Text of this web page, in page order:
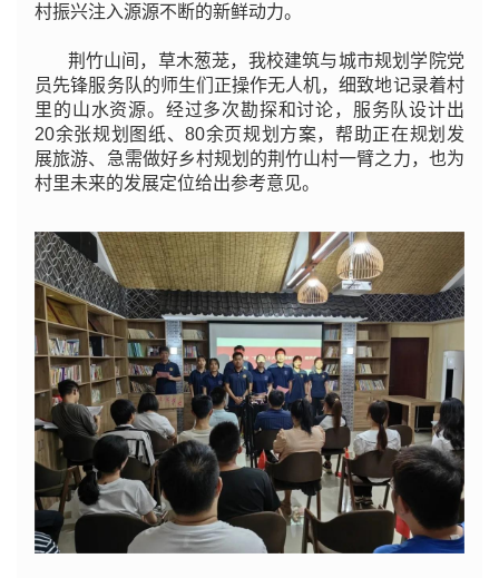
村振兴注入源源不断的新鲜动力。
荆竹山间，草木葱茏，我校建筑与城市规划学院党
员先锋服务队的师生们正操作无人机，细致地记录着村
里的山水资源。经过多次勘探和讨论，服务队设计出
20余张规划图纸、80余页规划方案，帮助正在规划发
展旅游、急需做好乡村规划的荆竹山村一臂之力，也为
村里未来的发展定位给出参考意见。